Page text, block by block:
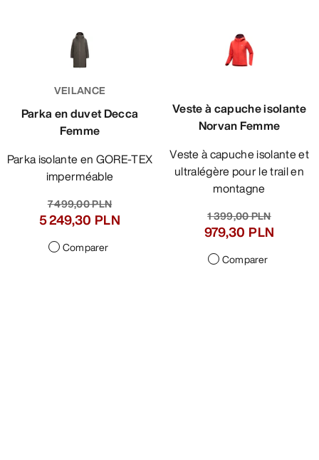
VEILANCE
Parka en duvet Decca
Femme
Parka isolante en GORE-TEX
imperméable
7 499,00 PLN
5 249,30 PLN
Comparer
Veste à capuche isolante
Norvan Femme
Veste à capuche isolante et
ultralégère pour le trail en
montagne
1 399,00 PLN
979,30 PLN
Comparer